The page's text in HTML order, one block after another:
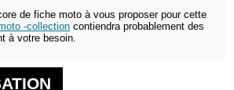
de fiche moto à vous proposer pour cette
-collection contiendra probablement des
à votre besoin.